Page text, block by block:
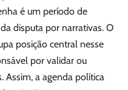
é um período de
disputa por narrativas. O
posição central nesse
por validar ou
Assim, a agenda política